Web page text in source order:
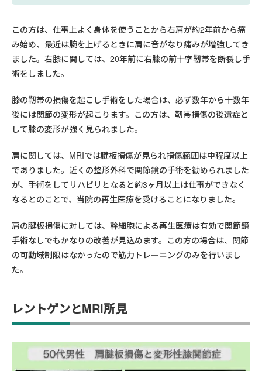
この方は、仕事上よく身体を使うことから右肩が約2年前から痛
み始め、最近は腕を上げるときに肩に音がなり痛みが増強してき
ました。右膝に関しては、20年前に右膝の前十字靭帯を断裂し手
術をしました。
膝の靭帯の損傷を起こし手術をした場合は、必ず数年から十数年
後には関節の変形が起こります。この方は、靭帯損傷の後遺症と
して膝の変形が強く見られました。
肩に関しては、MRIでは腱板損傷が見られ損傷範囲は中程度以上
でありました。近くの整形外科で関節鏡の手術を勧められました
が、手術をしてリハビリとなると約3ヶ月以上は仕事ができなく
なるとのことで、当院の再生医療を受けることになりました。
肩の腱板損傷に対しては、幹細胞による再生医療は有効で関節鏡
手術なしでもかなりの改善が見込めます。この方の場合は、関節
の可動域制限はなかったので筋力トレーニングのみを行いまし
た。
レントゲンとMRI所見